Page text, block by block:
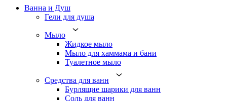
Ванна и Душ
Гели для душа
Мыло
Жидкое мыло
Мыло для хаммама и бани
Туалетное мыло
Средства для ванн
Бурлящие шарики для ванн
Соль для ванн